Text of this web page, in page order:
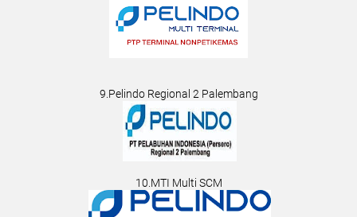
9.Pelindo Regional 2 Palembang
10.MTI Multi SCM